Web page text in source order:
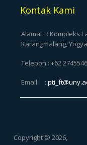
Kontak Kami
Alamat : Kompleks
Karangmalang,
Telepon : +62
Email :
Copyright © 2026,